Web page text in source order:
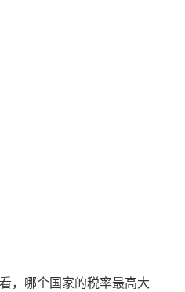
，哪个国家的税率最高大